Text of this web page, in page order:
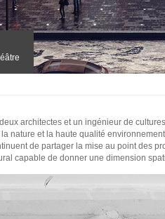
architectes et un ingénieur de
nature et la haute qualité
de partager la mise au point des
capable de donner une dimension